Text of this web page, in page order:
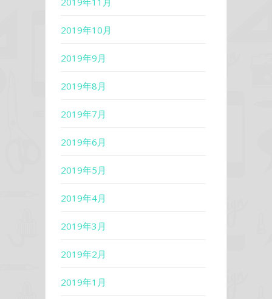
2019年10月
2019年9月
2019年8月
2019年7月
2019年6月
2019年5月
2019年4月
2019年3月
2019年2月
2019年1月